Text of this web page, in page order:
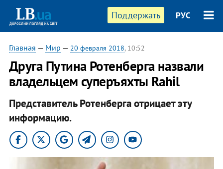
Поддержать РУС
Главная — Мир — 20 февраля 2018, 10:52
Друга Путина Ротенберга назвали
владельцем суперъяхты Rahil
Представитель Ротенберга отрицает эту
информацию.